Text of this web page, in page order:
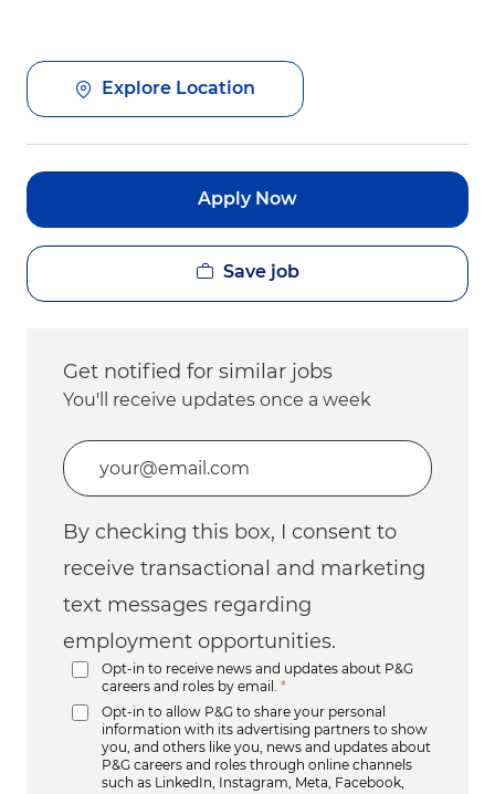
Explore Location
Apply Now
Save job
Get notified for similar jobs
You'll receive updates once a week
Enter Email address (Required)
By checking this box, I consent to
receive transactional and marketing
text messages regarding
employment opportunities.
Opt-in to receive news and updates about P&G
careers and roles by email.
*
Opt-in to allow P&G to share your personal
information with its advertising partners to show
you, and others like you, news and updates about
P&G careers and roles through online channels
such as LinkedIn, Instagram, Meta, Facebook,